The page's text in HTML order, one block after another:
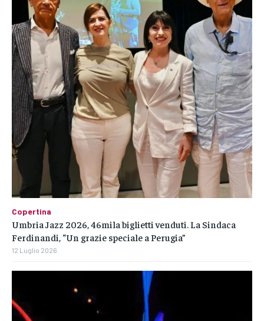
Copertina
Umbria Jazz 2026, 46mila biglietti venduti. La Sindaca
Ferdinandi, “Un grazie speciale a Perugia”
12 Luglio 2026